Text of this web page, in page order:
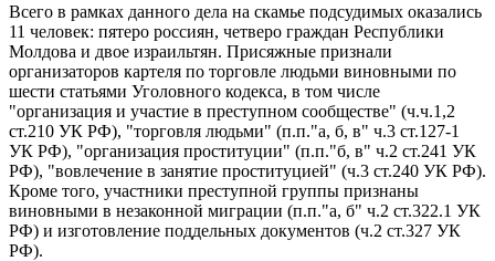
Всего в рамках данного дела на скамье подсудимых оказались
11 человек: пятеро россиян, четверо граждан Республики
Молдова и двое израильтян. Присяжные признали
организаторов картеля по торговле людьми виновными по
шести статьями Уголовного кодекса, в том числе
"организация и участие в преступном сообществе" (ч.ч.1,2
ст.210 УК РФ), "торговля людьми" (п.п."а, б, в" ч.3 ст.127-1
УК РФ), "организация проституции" (п.п."б, в" ч.2 ст.241 УК
РФ), "вовлечение в занятие проституцией" (ч.3 ст.240 УК РФ).
Кроме того, участники преступной группы признаны
виновными в незаконной миграции (п.п."а, б" ч.2 ст.322.1 УК
РФ) и изготовление поддельных документов (ч.2 ст.327 УК
РФ).